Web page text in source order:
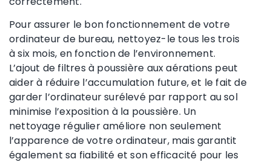
Pour assurer le bon fonctionnement de votre
ordinateur de bureau, nettoyez-le tous les trois
à six mois, en fonction de l’environnement.
L’ajout de filtres à poussière aux aérations peut
aider à réduire l’accumulation future, et le fait de
garder l’ordinateur surélevé par rapport au sol
minimise l’exposition à la poussière. Un
nettoyage régulier améliore non seulement
l’apparence de votre ordinateur, mais garantit
également sa fiabilité et son efficacité pour les